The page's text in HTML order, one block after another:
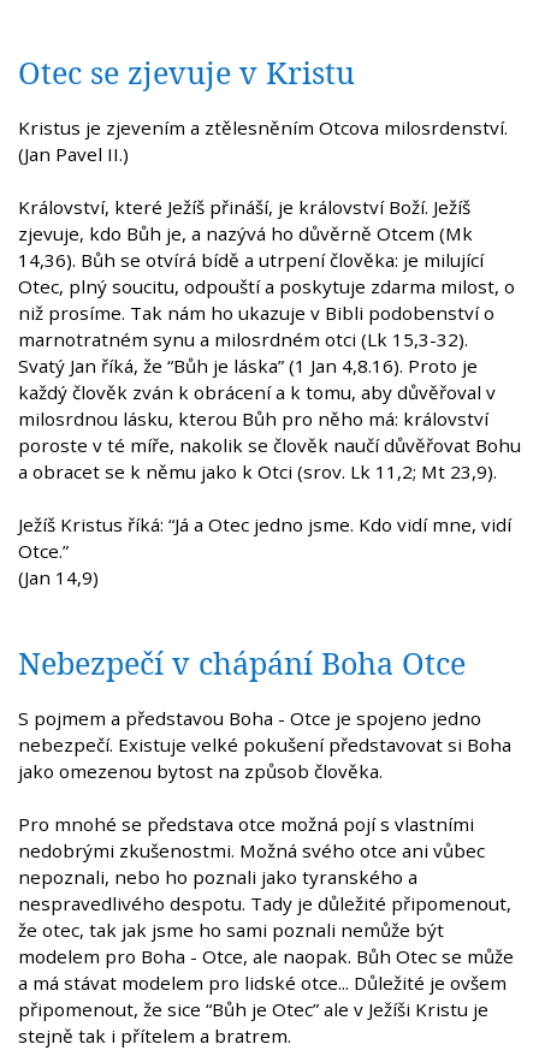
Otec se zjevuje v Kristu
Kristus je zjevením a ztělesněním Otcova milosrdenství.
(Jan Pavel II.)
Království, které Ježíš přináší, je království Boží. Ježíš
zjevuje, kdo Bůh je, a nazývá ho důvěrně Otcem (Mk
14,36). Bůh se otvírá bídě a utrpení člověka: je milující
Otec, plný soucitu, odpouští a poskytuje zdarma milost, o
niž prosíme. Tak nám ho ukazuje v Bibli podobenství o
marnotratném synu a milosrdném otci (Lk 15,3-32).
Svatý Jan říká, že “Bůh je láska” (1 Jan 4,8.16). Proto je
každý člověk zván k obrácení a k tomu, aby důvěřoval v
milosrdnou lásku, kterou Bůh pro něho má: království
poroste v té míře, nakolik se člověk naučí důvěřovat Bohu
a obracet se k němu jako k Otci (srov. Lk 11,2; Mt 23,9).
Ježíš Kristus říká: “Já a Otec jedno jsme. Kdo vidí mne, vidí
Otce.”
(Jan 14,9)
Nebezpečí v chápání Boha Otce
S pojmem a představou Boha - Otce je spojeno jedno
nebezpečí. Existuje velké pokušení představovat si Boha
jako omezenou bytost na způsob člověka.
Pro mnohé se představa otce možná pojí s vlastními
nedobrými zkušenostmi. Možná svého otce ani vůbec
nepoznali, nebo ho poznali jako tyranského a
nespravedlivého despotu. Tady je důležité připomenout,
že otec, tak jak jsme ho sami poznali nemůže být
modelem pro Boha - Otce, ale naopak. Bůh Otec se může
a má stávat modelem pro lidské otce... Důležité je ovšem
připomenout, že sice “Bůh je Otec” ale v Ježíši Kristu je
stejně tak i přítelem a bratrem.